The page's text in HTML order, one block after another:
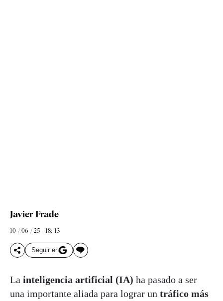
Javier Frade
10 / 06 / 25 - 18: 13
Seguir en
La inteligencia artificial (IA) ha pasado a ser
una importante aliada para lograr un tráfico más